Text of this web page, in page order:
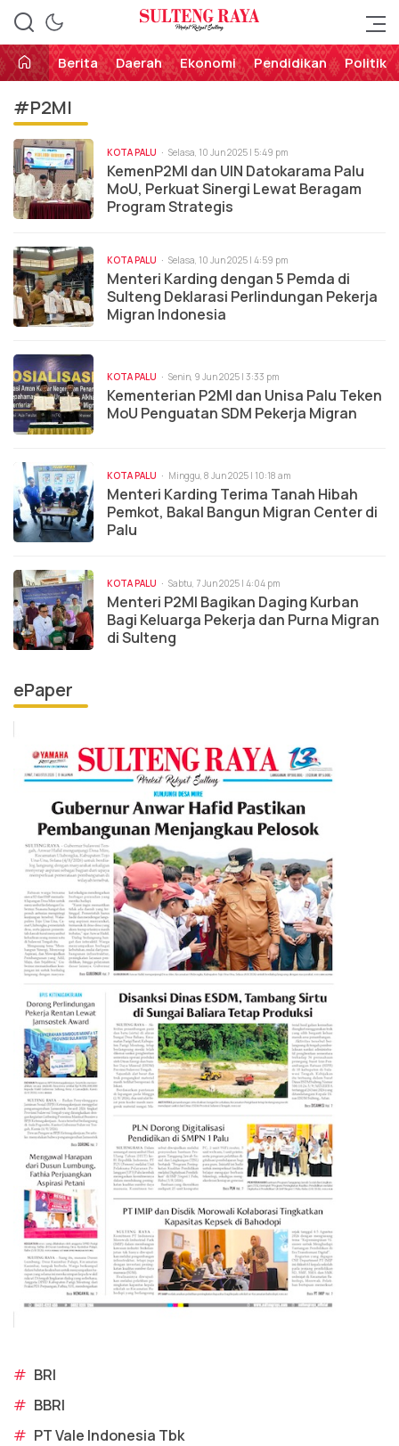
Sulteng Raya
Perekat Rakyat Sulteng
Berita
Daerah Ekonomi Pendidikan Politik
#P2MI
KOTA PALU Selasa, 10 Jun 2025 | 5:49 pm
KemenP2MI dan UIN Datokarama Palu
MoU, Perkuat Sinergi Lewat Beragam
Program Strategis
KOTA PALU Selasa, 10 Jun 2025 | 4:59 pm
Menteri Karding dengan 5 Pemda di
Sulteng Deklarasi Perlindungan Pekerja
Migran Indonesia
KOTA PALU Senin, 9 Jun 2025 | 3:33 pm
Kementerian P2MI dan Unisa Palu Teken
MoU Penguatan SDM Pekerja Migran
KOTA PALU Minggu, 8 Jun 2025 | 10:18 am
Menteri Karding Terima Tanah Hibah
Pemkot, Bakal Bangun Migran Center di
Palu
KOTA PALU Sabtu, 7 Jun 2025 | 4:04 pm
Menteri P2MI Bagikan Daging Kurban
Bagi Keluarga Pekerja dan Purna Migran
di Sulteng
ePaper
# BRI
# BBRI
# PT Vale Indonesia Tbk